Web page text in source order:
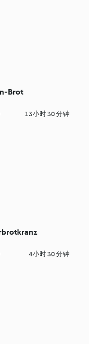
Brot
13小时 30 分钟
4小时 30 分钟